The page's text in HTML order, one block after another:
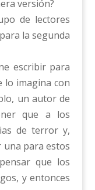
versión?
de lectores
la segunda
escribir para
lo imagina con
un autor de
que a los
de terror y,
una para estos
que los
y entonces